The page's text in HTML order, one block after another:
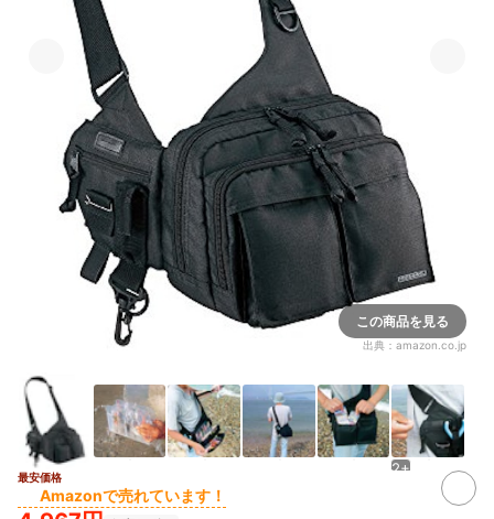
この商品を見る
出典： amazon.co.jp
2+
最安価格
Amazonで売れています！